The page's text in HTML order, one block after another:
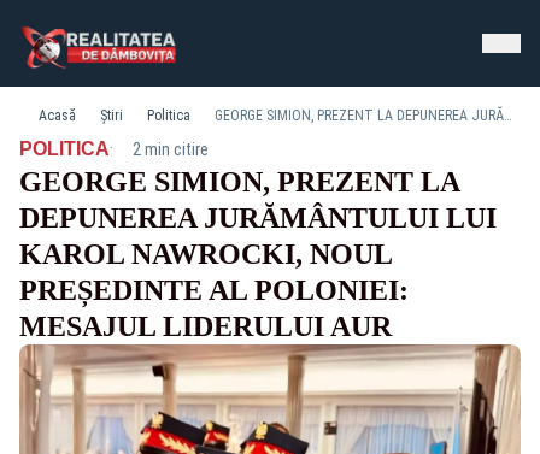
Acasă Știri Politica GEORGE SIMION, PREZENT LA DEPUNEREA JURĂMÂNTULUI LUI KAROL NAWROCKI, NOUL PREȘEDINTE AL POLONIEI: MESAJUL LIDERULUI AUR
POLITICA· 2 min citire
GEORGE SIMION, PREZENT LA
DEPUNEREA JURĂMÂNTULUI LUI
KAROL NAWROCKI, NOUL
PREȘEDINTE AL POLONIEI:
MESAJUL LIDERULUI AUR